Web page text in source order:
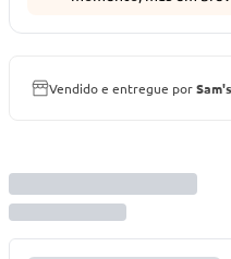
Vendido e entregue por